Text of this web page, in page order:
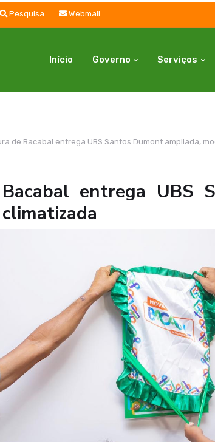
Pesquisa Webmail
Início Governo Serviços
de Bacabal entrega UBS Santos Dumont ampliada,
entrega UBS